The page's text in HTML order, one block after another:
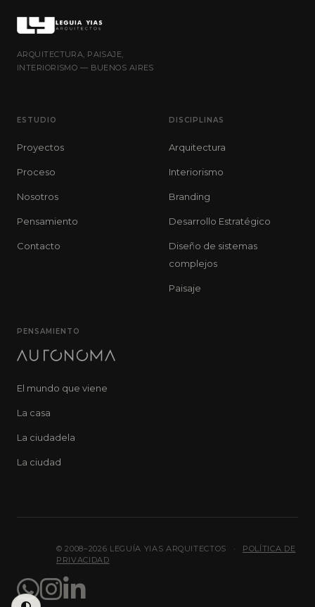
ARQUITECTURA, PAISAJE,
INTERIORISMO — BUENOS AIRES
ESTUDIO
Proyectos
Proceso
Nosotros
Pensamiento
Contacto
DISCIPLINAS
Arquitectura
Interiorismo
Branding
Desarrollo Estratégico
Diseño de sistemas
complejos
Paisaje
PENSAMIENTO
El mundo que viene
La casa
La ciudadela
La ciudad
© 2008–2026 LEGUÍA YIAS ARQUITECTOS ·
POLÍTICA DE
PRIVACIDAD